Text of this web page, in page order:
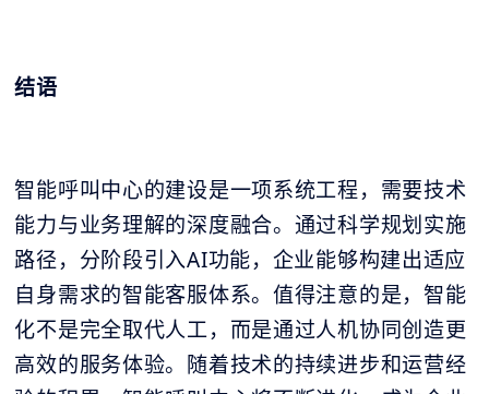
结语
智能呼叫中心的建设是一项系统工程，需要技术
能力与业务理解的深度融合。通过科学规划实施
路径，分阶段引入AI功能，企业能够构建出适应
自身需求的智能客服体系。值得注意的是，智能
化不是完全取代人工，而是通过人机协同创造更
高效的服务体验。随着技术的持续进步和运营经